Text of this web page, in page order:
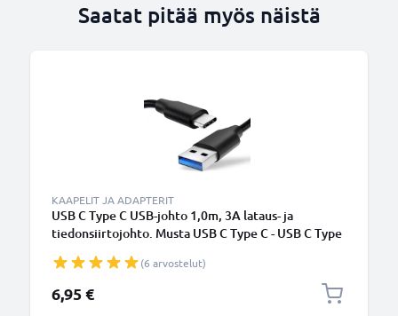
Saatat pitää myös näistä
KAAPELIT JA ADAPTERIT
USB C Type C USB-johto 1,0m, 3A lataus- ja
tiedonsiirtojohto. Musta USB C Type C - USB C Type
(6 arvostelut)
6,95 €